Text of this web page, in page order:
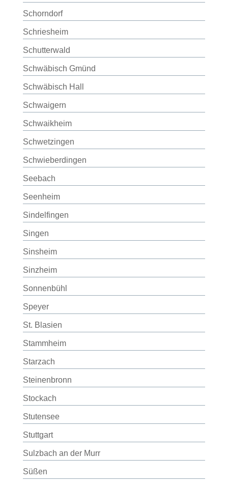
Schorndorf
Schriesheim
Schutterwald
Schwäbisch Gmünd
Schwäbisch Hall
Schwaigern
Schwaikheim
Schwetzingen
Schwieberdingen
Seebach
Seenheim
Sindelfingen
Singen
Sinsheim
Sinzheim
Sonnenbühl
Speyer
St. Blasien
Stammheim
Starzach
Steinenbronn
Stockach
Stutensee
Stuttgart
Sulzbach an der Murr
Süßen